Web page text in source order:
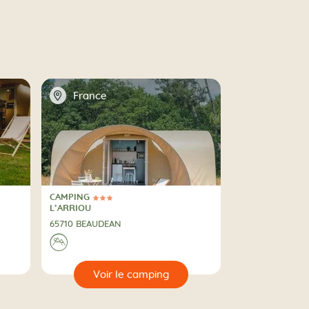
📍 France
3 Étoiles
CAMPING
CAMPING
L’ARRIOU
65710 BEAUDEAN
A la montagne
⛰
🔍